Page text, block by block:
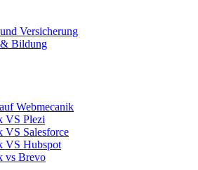
Versicherung
Bildung
Webmecanik
VS Plezi
VS Salesforce
VS Hubspot
vs Brevo